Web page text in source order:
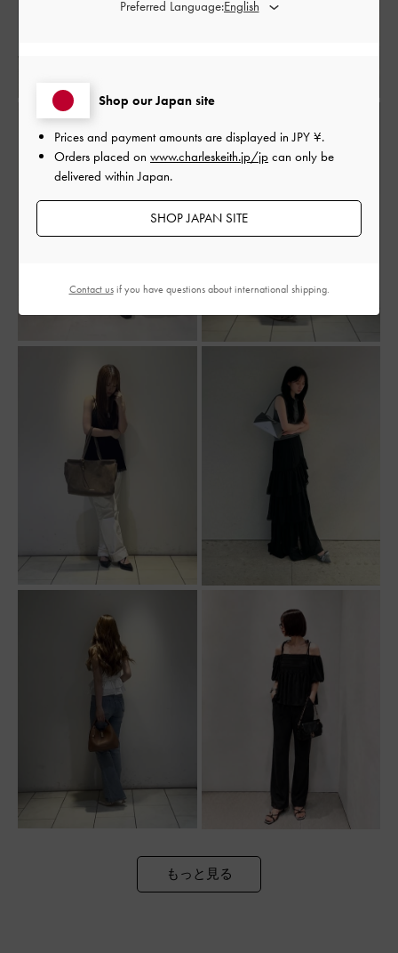
もっと見る
Shop our Japan site
Prices and payment amounts are displayed inJPY ¥.
Orders placed on www.charleskeith.jp/jp can only be
delivered within Japan.
SHOP JAPAN SITE
Preferred Language:
Contact usif you have questions about international shipping.